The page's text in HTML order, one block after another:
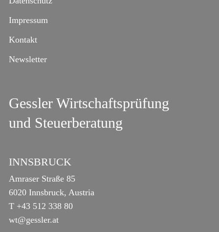
Impressum
Kontakt
Newsletter
Gessler Wirtschaftsprüfung
und Steuerberatung
INNSBRUCK
Amraser Straße 85
6020 Innsbruck, Austria
T +43 512 338 80
wt@gessler.at